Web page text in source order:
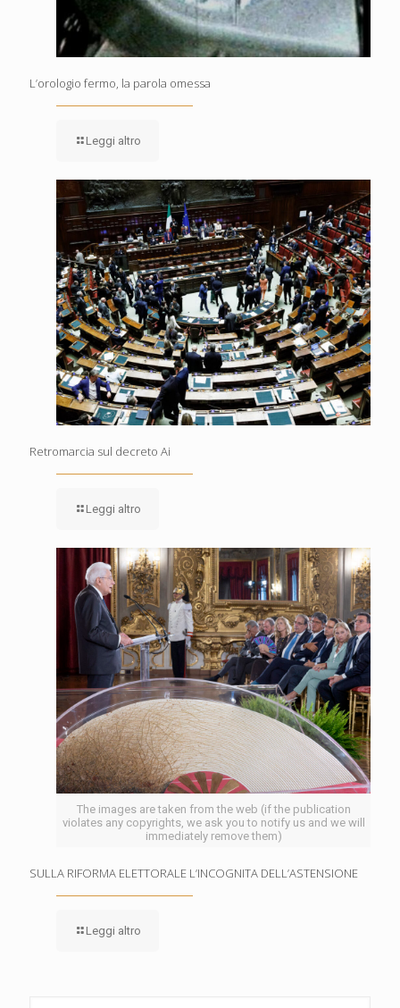
L’orologio fermo, la parola omessa
Leggi altro
Retromarcia sul decreto Ai
Leggi altro
The images are taken from the web (if the publication
violates any copyrights, we ask you to notify us and we will
immediately remove them)
SULLA RIFORMA ELETTORALE L’INCOGNITA DELL’ASTENSIONE
Leggi altro